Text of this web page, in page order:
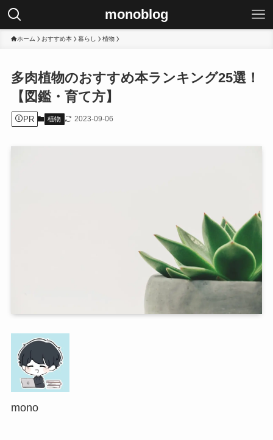
monoblog
ホーム おすすめ本 暮らし 植物
多肉植物のおすすめ本ランキング25選！
【図鑑・育て方】
PR 植物 2023-09-06
mono